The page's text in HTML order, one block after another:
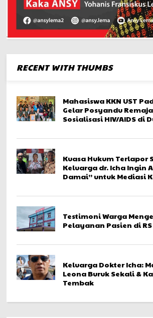
RECENT WITH THUMBS
Mahasiswa KKN UST
Gelar Posyandu
Sosialisasi HIV/AIDS di
Kuasa Hukum Terlapor
Keluarga dr. Icha Ingin
Damai” untuk Mediasi
Testimoni Warga
Pelayanan Pasien di
Keluarga Dokter Icha:
Leona Buruk Sekali &
Tembak